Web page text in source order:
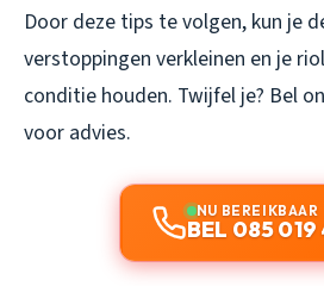
Door deze tips te volgen, kun je
verstoppingen verkleinen en je
conditie houden. Twijfel je? Bel
voor advies.
NU BEREIKBAAR
BEL 085